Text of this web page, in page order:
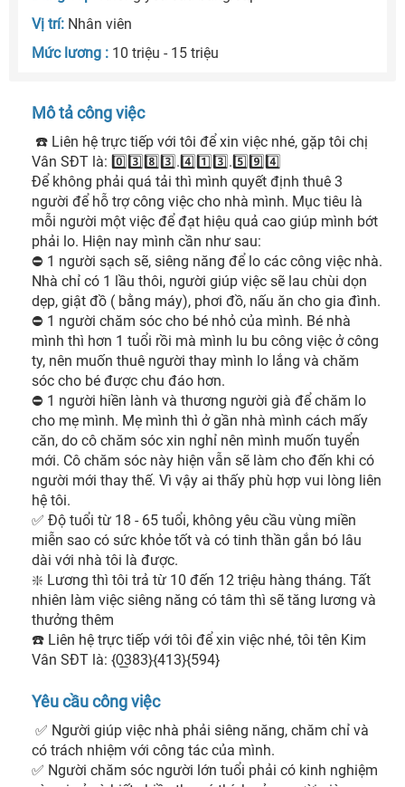
Vị trí: Nhân viên
Mức lương : 10 triệu - 15 triệu
Mô tả công việc
Vân SĐT là: 0️⃣3️⃣8️⃣3️⃣.4️⃣1️⃣3️⃣.5️⃣9️⃣4️⃣
Để không phải quá tải thì mình quyết định thuê 3
người để hỗ trợ công việc cho nhà mình. Mục tiêu là
mỗi người một việc để đạt hiệu quả cao giúp mình bớt
phải lo. Hiện nay mình cần như sau:
⛔ 1 người sạch sẽ, siêng năng để lo các công việc nhà.
Nhà chỉ có 1 lầu thôi, người giúp việc sẽ lau chùi dọn
dẹp, giật đồ ( bằng máy), phơi đồ, nấu ăn cho gia đình.
⛔ 1 người chăm sóc cho bé nhỏ của mình. Bé nhà
mình thì hơn 1 tuổi rồi mà mình lu bu công việc ở công
ty, nên muốn thuê người thay mình lo lắng và chăm
sóc cho bé được chu đáo hơn.
⛔ 1 người hiền lành và thương người già để chăm lo
cho mẹ mình. Mẹ mình thì ở gần nhà mình cách mấy
căn, do cô chăm sóc xin nghỉ nên mình muốn tuyển
mới. Cô chăm sóc này hiện vẫn sẽ làm cho đến khi có
người mới thay thế. Vì vậy ai thấy phù hợp vui lòng liên
hệ tôi.
✅ Độ tuổi từ 18 - 65 tuổi, không yêu cầu vùng miền
miễn sao có sức khỏe tốt và có tinh thần gắn bó lâu
dài với nhà tôi là được.
❇️ Lương thì tôi trả từ 10 đến 12 triệu hàng tháng. Tất
nhiên làm việc siêng năng có tâm thì sẽ tăng lương và
thưởng thêm
☎️ Liên hệ trực tiếp với tôi để xin việc nhé, tôi tên Kim
Vân SĐT là: {0̲383}{413}{594}
Yêu cầu công việc
có trách nhiệm với công tác của mình.
✅ Người chăm sóc người lớn tuổi phải có kinh nghiệm